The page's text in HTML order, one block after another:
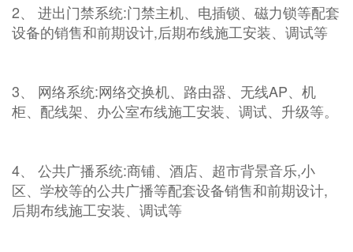
2、 进出门禁系统:门禁主机、电插锁、磁力锁等配套
设备的销售和前期设计,后期布线施工安装、调试等
3、 网络系统:网络交换机、路由器、无线AP、机
柜、配线架、办公室布线施工安装、调试、升级等。
4、 公共广播系统:商铺、酒店、超市背景音乐,小
区、学校等的公共广播等配套设备销售和前期设计,
后期布线施工安装、调试等